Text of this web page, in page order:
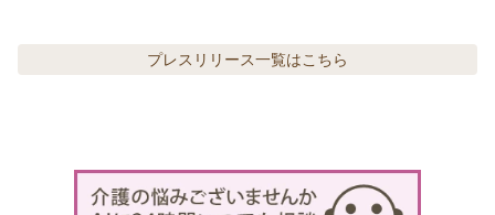
プレスリリース一覧はこちら